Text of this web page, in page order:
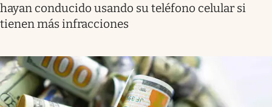
hayan conducido usando su teléfono celular si
tienen más infracciones